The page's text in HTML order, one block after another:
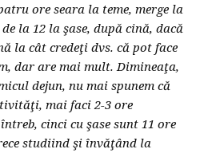
ore seara la teme, merge la
la 12 la şase, după cină, dacă
la cât credeţi dvs. că pot face
dar are mai mult. Dimineaţa,
dejun, nu mai spunem că
mai faci 2-3 ore
cinci cu şase sunt 11 ore
studiind şi învăţând la